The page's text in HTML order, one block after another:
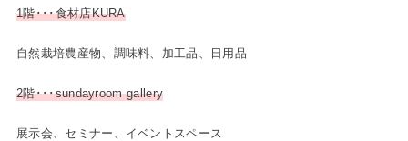
1階･･･食材店KURA
自然栽培農産物、調味料、加工品、日用品
2階･･･sundayroom gallery
展示会、セミナー、イベントスペース